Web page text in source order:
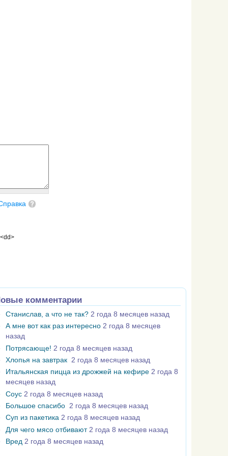
комментарии
Станислав, а что не так? 2 года 8 месяцев назад
А мне вот как раз интересно 2 года 8 месяцев
назад
Потрясающе! 2 года 8 месяцев назад
Хлопья на завтрак 2 года 8 месяцев назад
Итальянская пицца из дрожжей на кефире 2 года 8
месяцев назад
Соус 2 года 8 месяцев назад
Большое спасибо 2 года 8 месяцев назад
Суп из пакетика 2 года 8 месяцев назад
Для чего мясо отбивают 2 года 8 месяцев назад
Вред 2 года 8 месяцев назад